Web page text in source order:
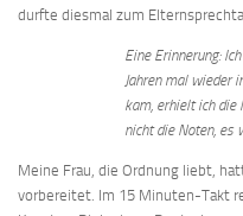
durfte diesmal zum
Eine Erinnerung:
Jahren mal wieder
kam, erhielt ich die
nicht die Noten, es
Meine Frau, die Ordnung liebt,
vorbereitet. Im 15 Minuten-Takt